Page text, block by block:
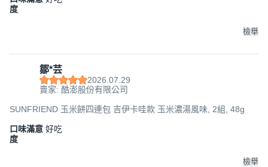
度
檢舉
鄒*芸
2026.07.29
賣家: 酷澎股份有限公司
SUNFRIEND 玉米餅四連包 吉伊卡哇款 玉米濃湯風味, 2組, 48g
口味滿意
度
好吃
檢舉